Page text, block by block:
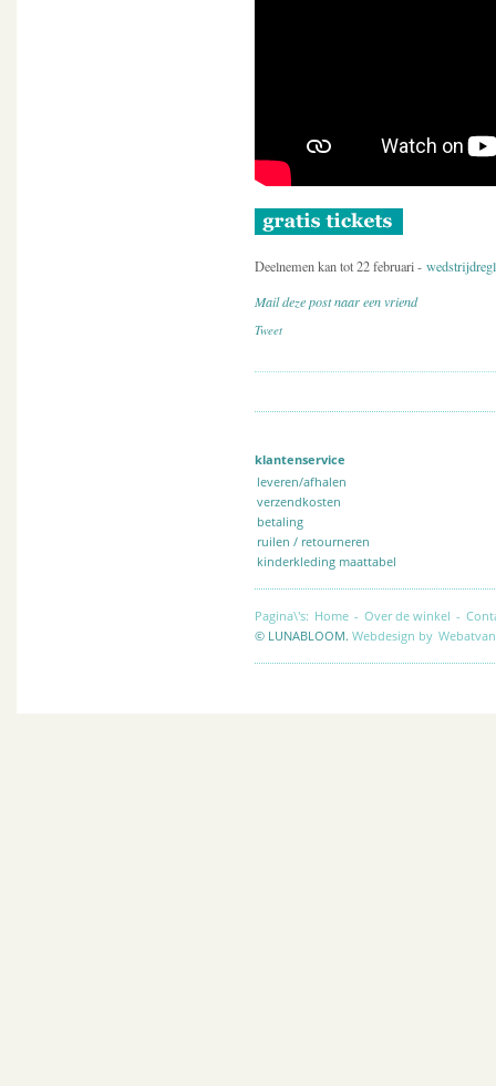
Deelnemen kan tot 22 februari -
Mail deze post naar een vriend
Tweet
klantenservice
leveren/afhalen
verzendkosten
betaling
ruilen / retourneren
kinderkleding maattabel
Pagina\'s: Home - Over de winkel -
© LUNABLOOM. Webdesign by